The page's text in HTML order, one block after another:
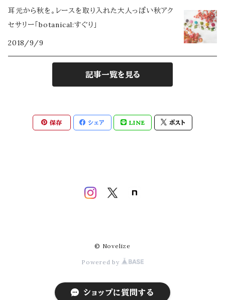
カーネーション
マスク＆眼鏡チェーン
イヤーカフ
2020年限定【Classy】
2025年限定【Iris -イリス-】
2026年限定【Fleuri-フルリィ-】
耳元から秋を。レースを取り入れた大人っぽい秋アク
セサリー「botanical:すぐり」
2018/9/9
記事一覧を見る
保存 シェア LINE ポスト
© Novelize
Powered by
ショップに質問する